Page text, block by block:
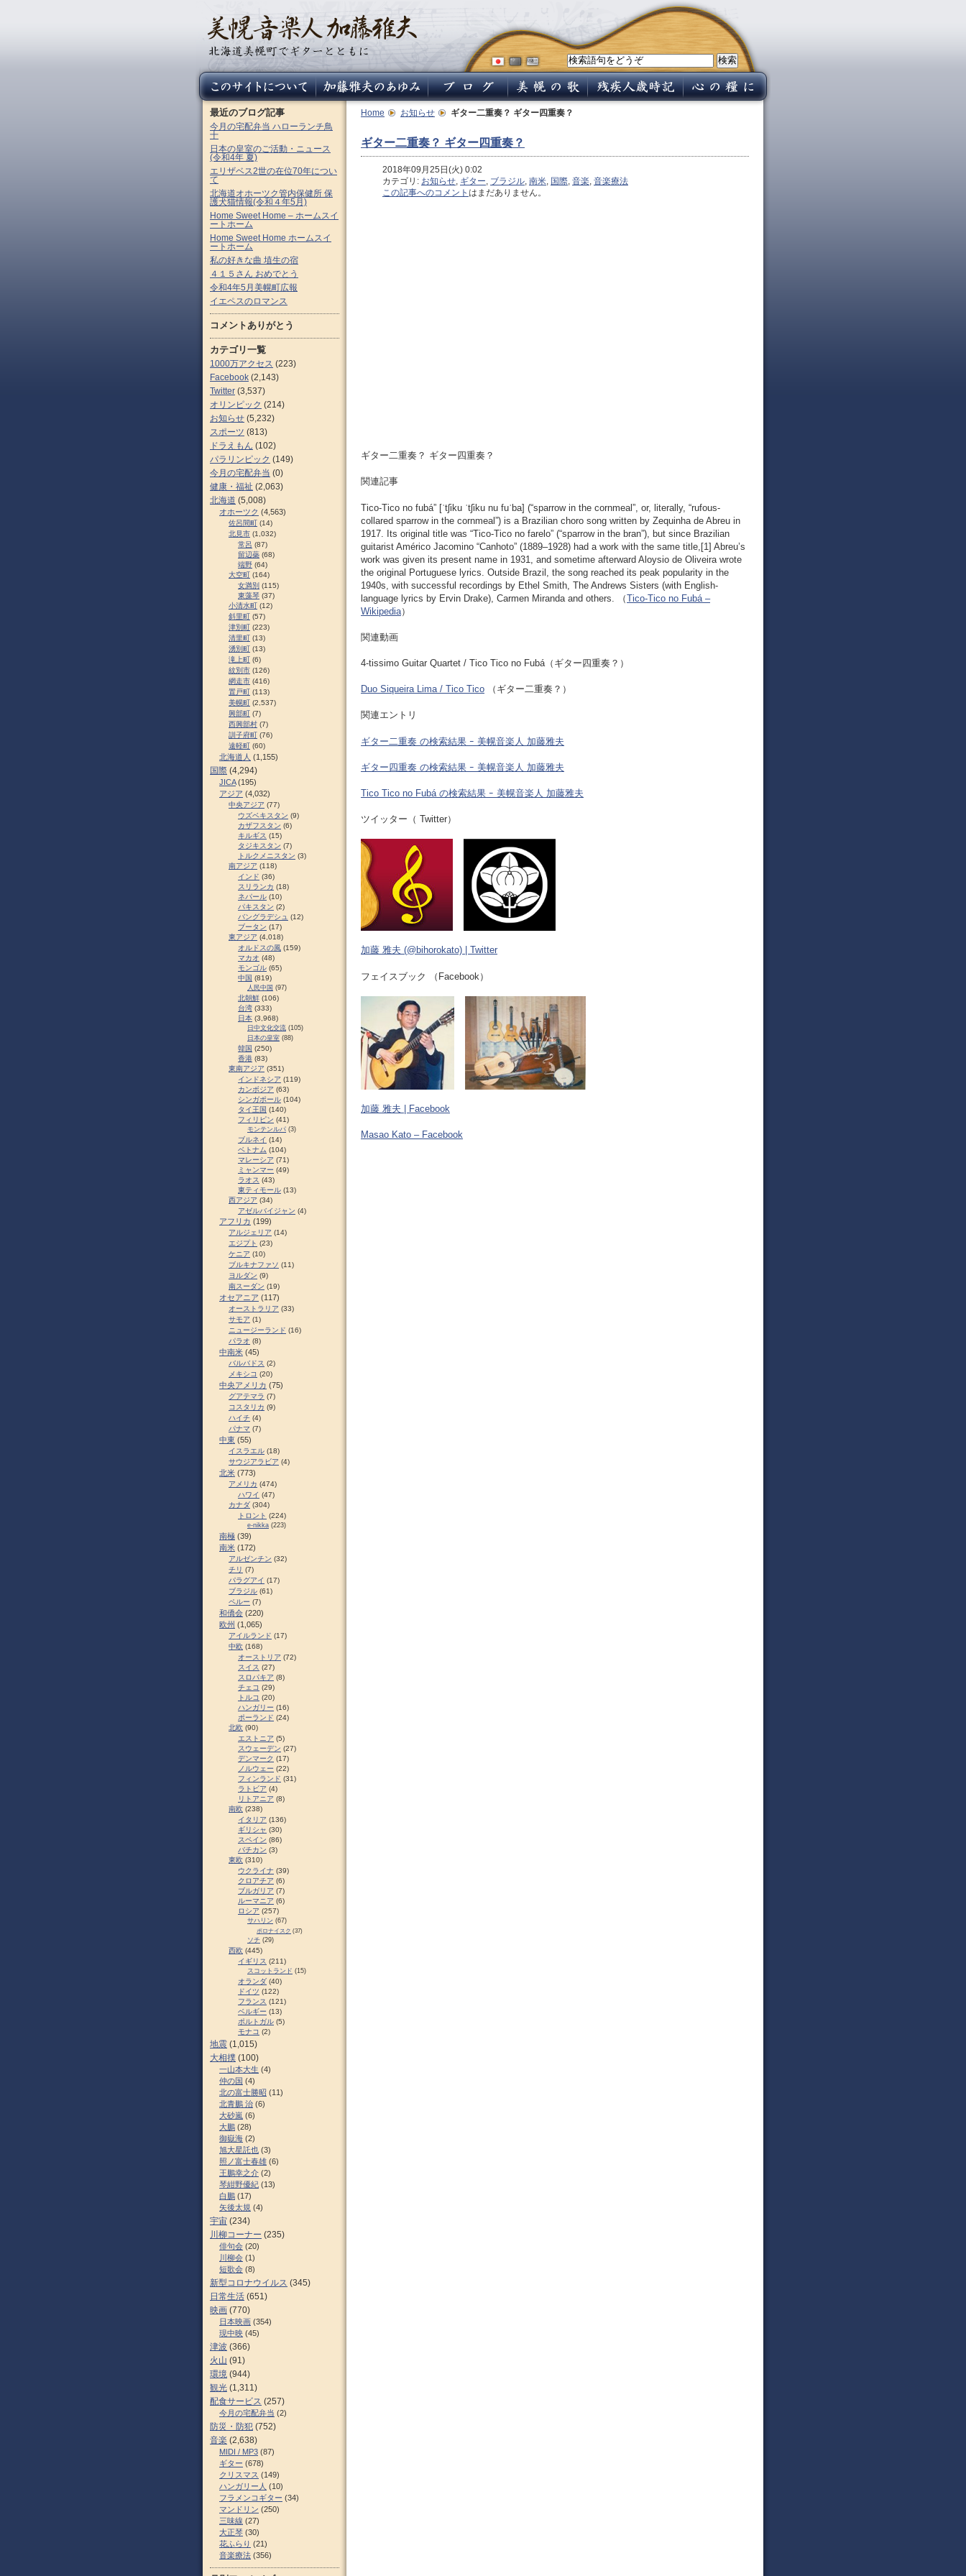
Home お知らせ ギター二重奏？ ギター四重奏？
ギター二重奏？ ギター四重奏？
2018年09月25日(火) 0:02
カテゴリ: お知らせ, ギター, ブラジル, 南米, 国際, 音楽, 音楽療法
この記事へのコメント はまだありません。
ギター二重奏？ ギター四重奏？
関連記事
Tico-Tico no fubá” [ˈtʃiku ˈtʃiku nu fuˈba] (“sparrow in the cornmeal”, or, literally, “rufous-
collared sparrow in the cornmeal”) is a Brazilian choro song written by Zequinha de Abreu in
1917. Its original title was “Tico-Tico no farelo” (“sparrow in the bran”), but since Brazilian
guitarist Américo Jacomino “Canhoto” (1889–1928) had a work with the same title,[1] Abreu’s
work was given its present name in 1931, and sometime afterward Aloysio de Oliveira wrote
the original Portuguese lyrics. Outside Brazil, the song reached its peak popularity in the
1940s, with successful recordings by Ethel Smith, The Andrews Sisters (with English-
language lyrics by Ervin Drake), Carmen Miranda and others. （Tico-Tico no Fubá –
Wikipedia）
関連動画
4-tissimo Guitar Quartet / Tico Tico no Fubá（ギター四重奏？）
Duo Siqueira Lima / Tico Tico （ギター二重奏？）
関連エントリ
ギター二重奏 の検索結果 ｰ 美幌音楽人 加藤雅夫
ギター四重奏 の検索結果 ｰ 美幌音楽人 加藤雅夫
Tico Tico no Fubá の検索結果 ｰ 美幌音楽人 加藤雅夫
ツイッター（ Twitter）
加藤 雅夫 (@bihorokato) | Twitter
フェイスブック （Facebook）
加藤 雅夫 | Facebook
Masao Kato – Facebook
最近のブログ記事
今月の宅配弁当 ハローランチ鳥
十
日本の皇室のご活動・ニュース
(令和4年 夏)
エリザベス2世の在位70年につい
て
北海道オホーツク管内保健所 保
護犬猫情報(令和４年5月)
Home Sweet Home – ホームスイ
ートホーム
Home Sweet Home ホームスイ
ートホーム
私の好きな曲 埴生の宿
４１５さん おめでとう
令和4年5月美幌町広報
イエペスのロマンス
コメントありがとう
カテゴリ一覧
1000万アクセス (223)
Facebook (2,143)
Twitter (3,537)
オリンピック (214)
お知らせ (5,232)
スポーツ (813)
ドラえもん (102)
パラリンピック (149)
今月の宅配弁当 (0)
健康・福祉 (2,063)
北海道 (5,008)
オホーツク (4,563)
佐呂間町 (14)
北見市 (1,032)
常呂 (87)
留辺蘂 (68)
端野 (64)
大空町 (164)
女満別 (115)
東藻琴 (37)
小清水町 (12)
斜里町 (57)
津別町 (223)
清里町 (13)
湧別町 (13)
滝上町 (6)
紋別市 (126)
網走市 (416)
置戸町 (113)
美幌町 (2,537)
興部町 (7)
西興部村 (7)
訓子府町 (76)
遠軽町 (60)
北海道人 (1,155)
国際 (4,294)
JICA(195)
アジア (4,032)
中央アジア (77)
ウズベキスタン (9)
カザフスタン (6)
キルギス (15)
タジキスタン (7)
トルクメニスタン (3)
南アジア (118)
インド (36)
スリランカ (18)
ネパール (10)
パキスタン (2)
バングラデシュ (12)
ブータン (17)
東アジア (4,018)
オルドスの風 (159)
マカオ (48)
モンゴル (65)
中国 (819)
人民中国 (97)
北朝鮮 (106)
台湾 (333)
日本 (3,968)
日中文化交流 (105)
日本の皇室 (88)
韓国 (250)
香港 (83)
東南アジア (351)
インドネシア (119)
カンボジア (63)
シンガポール (104)
タイ王国 (140)
フィリピン (41)
モンテンルパ (3)
ブルネイ (14)
ベトナム (104)
マレーシア (71)
ミャンマー (49)
ラオス (43)
東ティモール (13)
西アジア (34)
アゼルバイジャン (4)
アフリカ (199)
アルジェリア (14)
エジプト (23)
ケニア (10)
ブルキナファソ (11)
ヨルダン (9)
南スーダン (19)
オセアニア (117)
オーストラリア (33)
サモア (1)
ニュージーランド (16)
パラオ (8)
中南米 (45)
バルバドス (2)
メキシコ (20)
中央アメリカ (75)
グアテマラ (7)
コスタリカ (9)
ハイチ (4)
パナマ (7)
中東 (55)
イスラエル (18)
サウジアラビア (4)
北米 (773)
アメリカ (474)
ハワイ (47)
カナダ (304)
トロント (224)
e-nikka (223)
南極 (39)
南米 (172)
アルゼンチン (32)
チリ (7)
パラグアイ (17)
ブラジル (61)
ペルー (7)
和僑会 (220)
欧州 (1,065)
アイルランド (17)
中欧 (168)
オーストリア (72)
スイス (27)
スロパキア (8)
チェコ (29)
トルコ (20)
ハンガリー (16)
ポーランド (24)
北欧 (90)
エストニア (5)
スウェーデン (27)
デンマーク (17)
ノルウェー (22)
フィンランド (31)
ラトビア (4)
リトアニア (8)
南欧 (238)
イタリア (136)
ギリシャ (30)
スペイン (86)
バチカン (3)
東欧 (310)
ウクライナ (39)
クロアチア (6)
ブルガリア (7)
ルーマニア (6)
ロシア (257)
サハリン (67)
ポロナイスク (37)
ソチ (29)
西欧 (445)
イギリス (211)
スコットランド (15)
オランダ (40)
ドイツ (122)
フランス (121)
ベルギー (13)
ポルトガル (5)
モナコ (2)
地震 (1,015)
大相撲 (100)
一山本大生 (4)
仲の国 (4)
北の富士勝昭 (11)
北青鵬 治 (6)
大砂嵐 (6)
大鵬 (28)
御嶽海 (2)
旭大星託也 (3)
照ノ富士春雄 (6)
王鵬幸之介 (2)
琴紺野優紀 (13)
白鵬 (17)
矢後太規 (4)
宇宙 (234)
川柳コーナー (235)
俳句会 (20)
川柳会 (1)
短歌会 (8)
新型コロナウイルス (345)
日常生活 (651)
映画 (770)
日本映画 (354)
現中映 (45)
津波 (366)
火山 (91)
環境 (944)
観光 (1,311)
配食サービス (257)
今月の宅配弁当 (2)
防災・防犯 (752)
音楽 (2,638)
MIDI / MP3 (87)
ギター (678)
クリスマス (149)
ハンガリー人 (10)
フラメンコギター (34)
マンドリン (250)
三味線 (27)
大正琴 (30)
花ふらり (21)
音楽療法 (356)